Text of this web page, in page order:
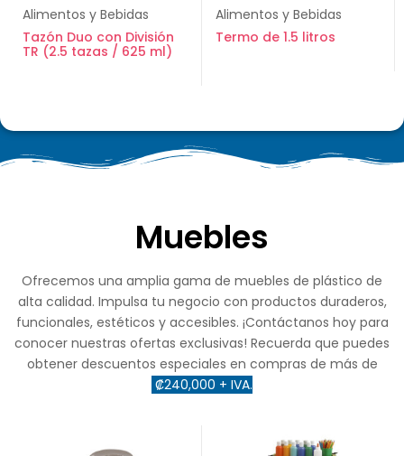
Alimentos y Bebidas
Tazón Duo con División
TR (2.5 tazas / 625 ml)
Alimentos y Bebidas
Termo de 1.5 litros
Muebles
Ofrecemos una amplia gama de muebles de plástico de
alta calidad. Impulsa tu negocio con productos duraderos,
funcionales, estéticos y accesibles. ¡Contáctanos hoy para
conocer nuestras ofertas exclusivas! Recuerda que puedes
obtener descuentos especiales en compras de más de
₡240,000 + IVA.